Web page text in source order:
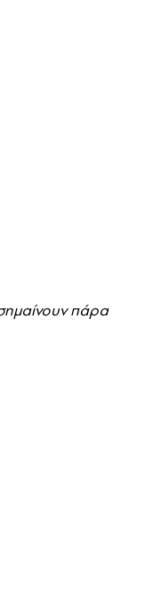
πάρα